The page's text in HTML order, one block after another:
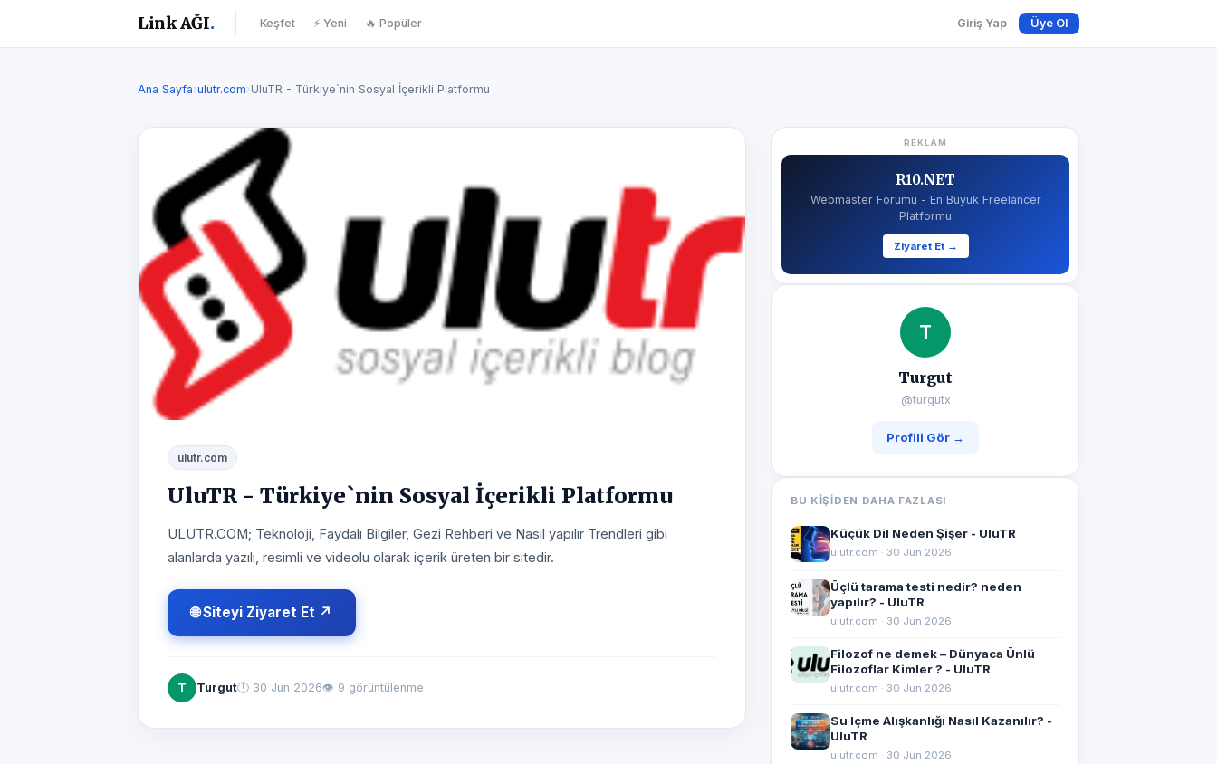
Link AĞI. Keşfet ⚡ Yeni 🔥 Popüler Giriş Yap Üye Ol
Ana Sayfa›ulutr.com›UluTR - Türkiye`nin Sosyal İçerikli Platformu
ulutr.com
UluTR - Türkiye`nin Sosyal İçerikli Platformu
ULUTR.COM; Teknoloji, Faydalı Bilgiler, Gezi Rehberi ve Nasıl yapılır Trendleri gibi
alanlarda yazılı, resimli ve videolu olarak içerik üreten bir sitedir.
🌐 Siteyi Ziyaret Et ↗
T Turgut🕐 30 Jun 2026👁 9 görüntülenme
REKLAM
R10.NET
Webmaster Forumu - En Büyük Freelancer
Platformu
Ziyaret Et →
T
Turgut
@turgutx
Profili Gör →
BU KIŞIDEN DAHA FAZLASI
Küçük Dil Neden Şişer - UluTR
ulutr.com · 30 Jun 2026
Üçlü tarama testi nedir? neden
yapılır? - UluTR
ulutr.com · 30 Jun 2026
Filozof ne demek – Dünyaca Ünlü
Filozoflar Kimler ? - UluTR
ulutr.com · 30 Jun 2026
Su Içme Alışkanlığı Nasıl Kazanılır? -
UluTR
ulutr.com · 30 Jun 2026